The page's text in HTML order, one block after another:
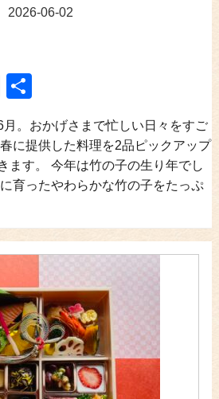
2026-06-02
Email
。おかげさまで忙しい日々をすご
に提供した料理を2品ピックアップ
ます。 今年は竹の子の生り年でし
育ったやわらかな竹の子をたっぷ